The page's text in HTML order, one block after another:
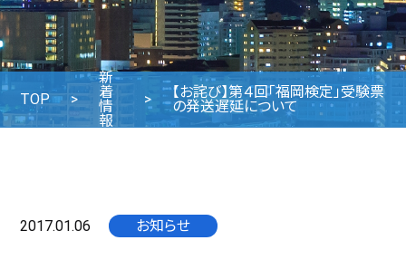
TOP
新
着
情
報
【お詫び】第４回「福岡検定」受験票
の発送遅延について
2017.01.06 お知らせ